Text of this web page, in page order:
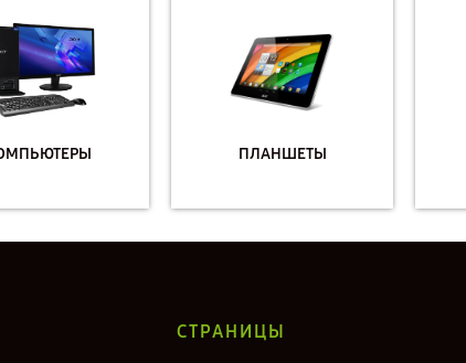
ПЛАНШЕТЫ
СТРАНИЦЫ